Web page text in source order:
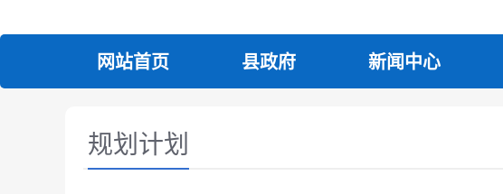
网站首页 县政府 新闻中心
规划计划